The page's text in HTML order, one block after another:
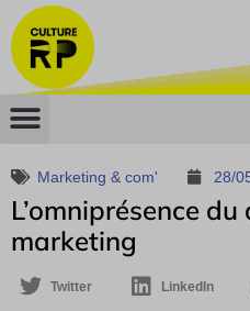
Marketing & com' 28/
L’omniprésence
marketing
Twitter LinkedIn